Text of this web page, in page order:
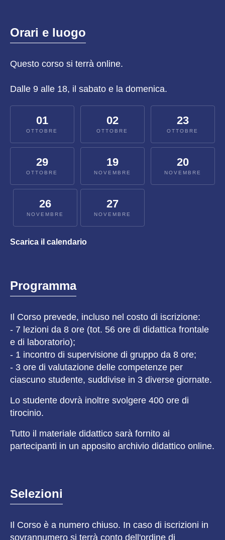
Orari e luogo
Questo corso si terrà online.
Dalle 9 alle 18, il sabato e la domenica.
01
OTTOBRE
02
OTTOBRE
23
OTTOBRE
29
OTTOBRE
19
NOVEMBRE
20
NOVEMBRE
26
NOVEMBRE
27
NOVEMBRE
Scarica il calendario
Programma
Il Corso prevede, incluso nel costo di iscrizione:
- 7 lezioni da 8 ore (tot. 56 ore di didattica frontale
e di laboratorio);
- 1 incontro di supervisione di gruppo da 8 ore;
- 3 ore di valutazione delle competenze per
ciascuno studente, suddivise in 3 diverse giornate.
Lo studente dovrà inoltre svolgere 400 ore di
tirocinio.
Tutto il materiale didattico sarà fornito ai
partecipanti in un apposito archivio didattico online.
Selezioni
Il Corso è a numero chiuso. In caso di iscrizioni in
sovrannumero si terrà conto dell'ordine di